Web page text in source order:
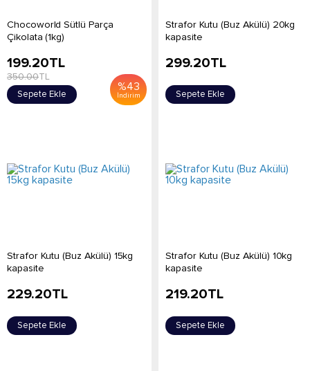
Chocoworld Sütlü Parça
Çikolata (1kg)
%43
İndirim
199.20TL
350.00TL
Sepete Ekle
Strafor Kutu (Buz Akülü) 20kg
kapasite
299.20TL
Sepete Ekle
Strafor Kutu (Buz Akülü) 15kg
kapasite
229.20TL
Sepete Ekle
Strafor Kutu (Buz Akülü) 10kg
kapasite
219.20TL
Sepete Ekle